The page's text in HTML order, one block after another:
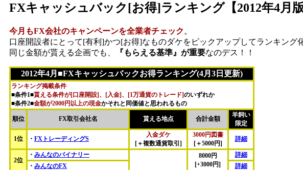
FXキャッシュバック[お得]ランキング【2012年4月
今月もFX会社のキャンペーンを全業者チェック 。
口座開設者にとって[有利]かつ[お得]なものダケをピックアップしてランキング化
同じ金額が貰える企画でも、
『もらえる基準』が重要なのデス！！
2012年4月■FXキャッシュバックお得ランキング(4月3日更新)
ランキング掲載条件
■条件1■貰える条件が[口座開設]、[入金]、[1万通貨のトレード]のいずれか
■条件2■金額が2000円以上の現金かそれと同価値と思われるもの
順位 FX取引会社名 貰える地点 合計金額
羊飼い
限定
1位 ・ FXトレーディングS
入金ダケ
[＋複数通貨取引]
3000円図書
[＋5000円]
詳細
2位
・ みんなのバイナリー
8000円
[+3000円]
詳細
・ みんなのFX
詳細